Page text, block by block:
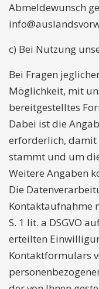
Abmeldewunsch
c) Bei Nutzung
Bei Fragen
Möglichkeit, mit
bereitgestelltes
Dabei ist die
erforderlich, damit
stammt und um
Weitere Angaben
Die
Kontaktaufnahme
S. 1 lit. a DSGVO
erteilten
Kontaktformulars